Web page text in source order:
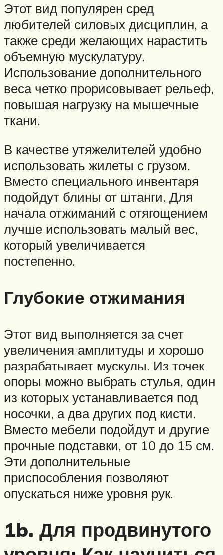
Этот вид популярен сред
любителей силовых дисциплин, а
также среди желающих нарастить
объемную мускулатуру.
Использование дополнительного
веса четко прорисовывает рельеф,
повышая нагрузку на мышечные
ткани.
В качестве утяжелителей удобно
использовать жилеты с грузом.
Вместо специального инвентаря
подойдут блины от штанги. Для
начала отжиманий с отягощением
лучше использовать малый вес,
который увеличивается
постепенно.
Глубокие отжимания
Этот вид выполняется за счет
увеличения амплитуды и хорошо
разрабатывает мускулы. Из точек
опоры можно выбрать стулья, один
из которых устанавливается под
носочки, а два других под кисти.
Вместо мебели подойдут и другие
прочные подставки, от 10 до 15 см.
Эти дополнительные
приспособления позволяют
опускаться ниже уровня рук.
1b. Для продвинутого